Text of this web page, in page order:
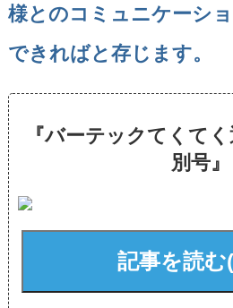
様とのコミュニケーシ
できればと存じます。
『バーテックてくて
別号』
記事を読む